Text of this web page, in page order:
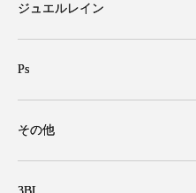
ジュエルレイン
Ps
その他